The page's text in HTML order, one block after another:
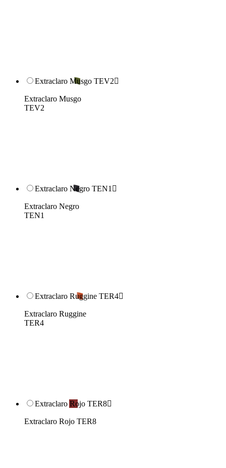
Extraclaro Musgo TEV2
Extraclaro Musgo
TEV2
Extraclaro Negro TEN1 
Extraclaro Negro
TEN1
Extraclaro Ruggine TER4
Extraclaro Ruggine
TER4
Extraclaro Rojo TER8
Extraclaro Rojo TER8